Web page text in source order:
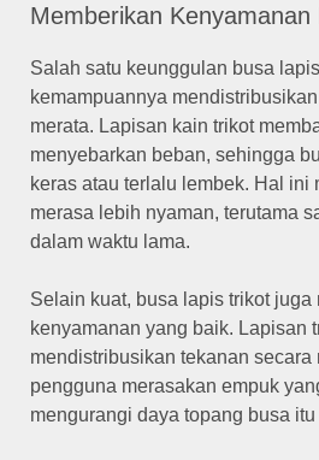
Memberikan Kenyamanan
Salah satu keunggulan busa
kemampuannya
merata. Lapisan kain trikot
menyebarkan beban, sehingga
keras atau terlalu lembek. Hal ini
merasa lebih nyaman, terutama
dalam waktu lama.
Selain kuat, busa lapis trikot juga
kenyamanan yang baik. Lapisan
mendistribusikan tekanan secara
pengguna merasakan empuk
mengurangi daya topang busa